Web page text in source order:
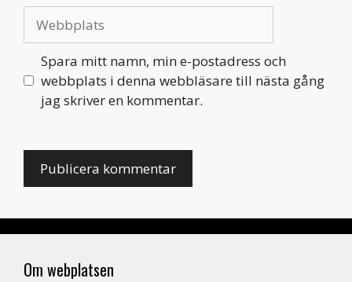
Spara mitt namn, min e-postadress och
webbplats i denna webbläsare till nästa gång
jag skriver en kommentar.
Om webplatsen